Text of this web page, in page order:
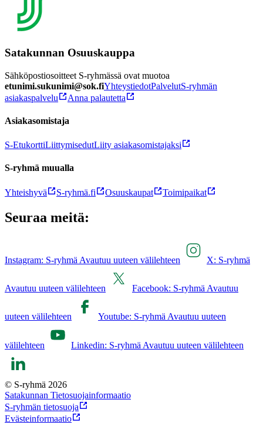
Satakunnan Osuuskauppa
Sähköpostiosoitteet S-ryhmässä ovat muotoa
etunimi.sukunimi@sok.fiYhteystiedotPalvelutS-ryhmän
asiakaspalvelu
Anna palautetta
Asiakasomistaja
S-EtukorttiLiittymisedutLiity asiakasomistajaksi
S-ryhmä muualla
Yhteishyvä S-ryhmä.fi Osuuskaupat Toimipaikat
Seuraa meitä:
Instagram: S-ryhmä Avautuu uuteen välilehteen X: S-ryhmä
Avautuu uuteen välilehteen Facebook: S-ryhmä Avautuu
uuteen välilehteen Youtube: S-ryhmä Avautuu uuteen
välilehteen Linkedin: S-ryhmä Avautuu uuteen välilehteen
© S-ryhmä 2026
Satakunnan Tietosuojainformaatio
S-ryhmän tietosuoja
Evästeinformaatio